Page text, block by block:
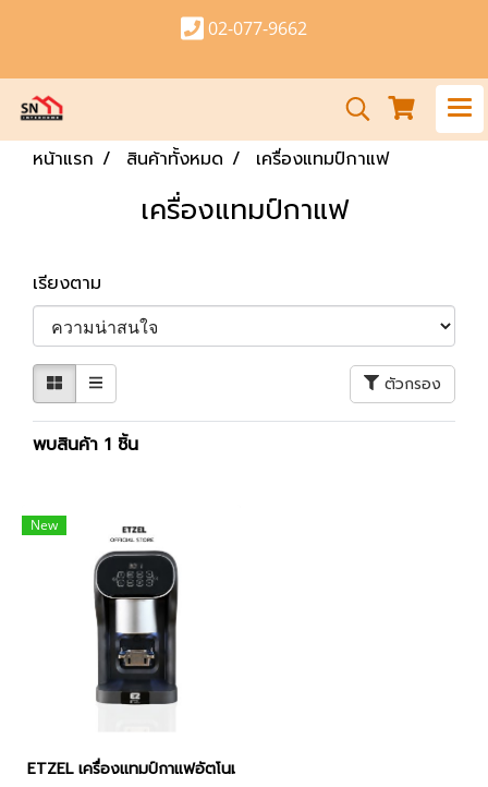
02-077-9662
หน้าแรก สินค้าทั้งหมด เครื่องแทมป์กาแฟ
เครื่องแทมป์กาแฟ
เรียงตาม
ตัวกรอง
พบสินค้า 1 ชิ้น
New
ETZEL เครื่องแทมป์กาแฟอัตโนมัติ G52N | Automatic Coffee